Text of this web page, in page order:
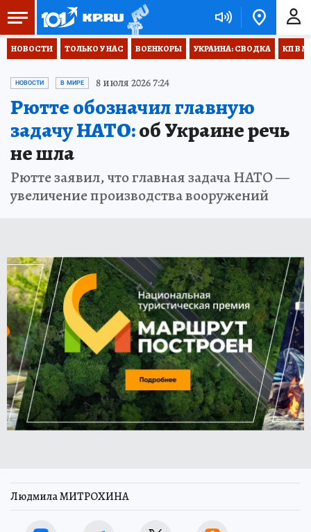
НОВОСТИ ТОЛЬКО У НАС ВОЕНКОРЫ УКРАИНА: СВОДКА КП В
НОВОСТИ В МИРЕ 8 июля 2026 7:24
Рютте обозначил главную
задачу НАТО:об Украине речь
не шла
Рютте заявил, что главная задача НАТО —
увеличение производства вооружений
Людмила МИТРОХИНА